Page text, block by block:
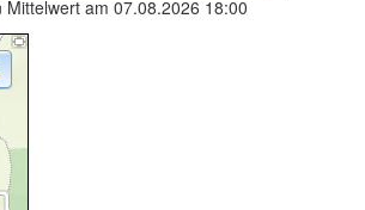
am 07.08.2026 18:00